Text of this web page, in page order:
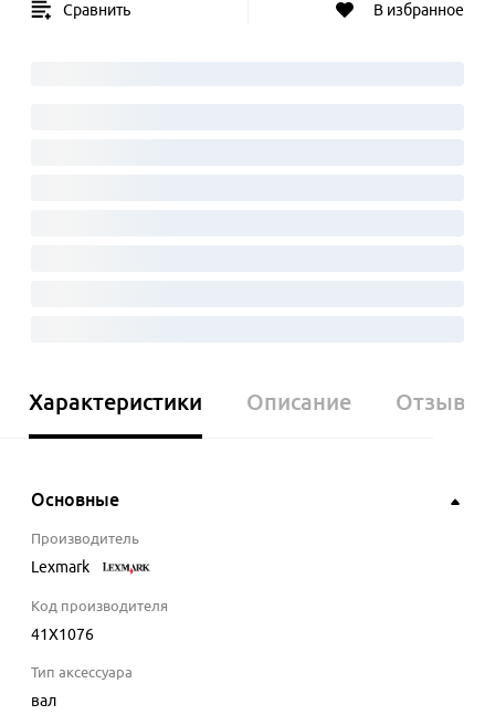
Сравнить В избранное
Характеристики Описание Отзывы
Основные
Производитель
Lexmark
Код производителя
41X1076
Тип аксессуара
вал